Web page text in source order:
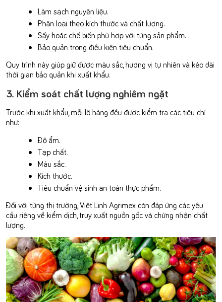
Làm sạch nguyên liệu.
Phân loại theo kích thước và chất lượng.
Sấy hoặc chế biến phù hợp với từng sản phẩm.
Bảo quản trong điều kiện tiêu chuẩn.
Quy trình này giúp giữ được màu sắc, hương vị tự nhiên và kéo dài
thời gian bảo quản khi xuất khẩu.
3. Kiểm soát chất lượng nghiêm ngặt
Trước khi xuất khẩu, mỗi lô hàng đều được kiểm tra các tiêu chí
như:
Độ ẩm.
Tạp chất.
Màu sắc.
Kích thước.
Tiêu chuẩn vệ sinh an toàn thực phẩm.
Đối với từng thị trường, Việt Linh Agrimex còn đáp ứng các yêu
cầu riêng về kiểm dịch, truy xuất nguồn gốc và chứng nhận chất
lượng.